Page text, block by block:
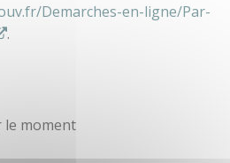
Demarches-en-ligne/Par-
.
le moment